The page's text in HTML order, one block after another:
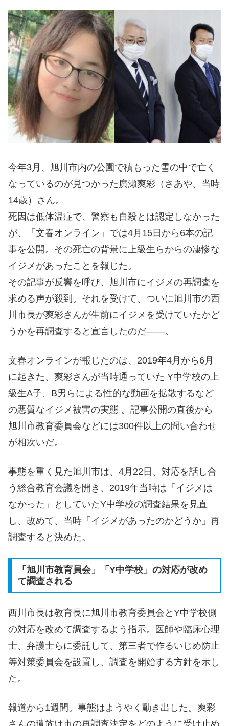
今年3月、旭川市内の公園で積もった雪の中で亡く
なっているのが見つかった廣瀬爽彩（さあや、当時
14歳）さん。
死因は低体温症で、警察も自殺とは認定しなかった
が、「文春オンライン」では4月15日から6本の記
事を公開。その死亡の背景に上級生らからの凄惨な
イジメがあったことを報じた。
その記事が反響を呼び、旭川市にイジメの再調査を
求める声が殺到。それを受けて、ついに旭川市の西
川市長が爽彩さんが生前にイジメを受けていたかど
うかを再調査すると宣言したのだ――。
文春オンラインが報じたのは、2019年4月から6月
に起きた、爽彩さんが当時通っていた Y中学校の上
級生A子、B男らによる性的な動画を拡散するなど
の悪質なイジメ被害の実態 。記事公開の直後から
旭川市教育委員会などには300件以上の問い合わせ
が相次いだ。
事態を重く見た旭川市は、4月22日、対応を話し合
う総合教育会議を開き、2019年当時は「イジメは
なかった」としていたY中学校の調査結果を見直
し、改めて、当時「イジメがあったのかどうか」再
調査すると決めた。
「旭川市教育員会」「Y中学校」の対応が改め
て調査される
西川市長は教育長に旭川市教育委員会とY中学校側
の対応を改めて調査するよう指示。医師や臨床心理
士、弁護士らに委託して、第三者で作るいじめ防止
等対策委員会を設置し、調査を開始する方針を示し
た。
報道から1週間。事態はようやく動き出した。爽彩
さんの遺族は市の再調査決定をどのように受け止め